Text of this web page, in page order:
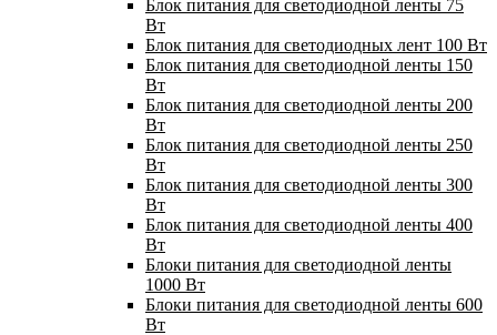
Блок питания для светодиодной ленты 75
Вт
Блок питания для светодиодных лент 100 Вт
Блок питания для светодиодной ленты 150
Вт
Блок питания для светодиодной ленты 200
Вт
Блок питания для светодиодной ленты 250
Вт
Блок питания для светодиодной ленты 300
Вт
Блок питания для светодиодной ленты 400
Вт
Блоки питания для светодиодной ленты
1000 Вт
Блоки питания для светодиодной ленты 600
Вт